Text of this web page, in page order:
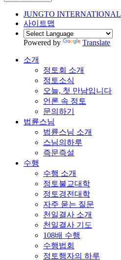
JUNGTO INTERNATIONAL
사이트맵
Powered by Translate
소개
정토회 소개
정토소식
오늘, 첫 만남입니다
언론 속 정토
문의하기
법륜스님
법륜스님 소개
스님의하루
즉문즉설
수행
수행 소개
정토불교대학
정토경전대학
자주 묻는 질문
천일결사 소개
천일결사 기도
108배 수행
수행법회
정토행자의 하루